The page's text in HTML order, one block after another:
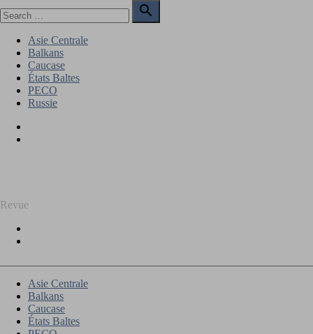
to
for:

Search
Asie Centrale
Balkans
Caucase
États Baltes
PECO
Russie
Revue
Asie Centrale
Balkans
Caucase
États Baltes